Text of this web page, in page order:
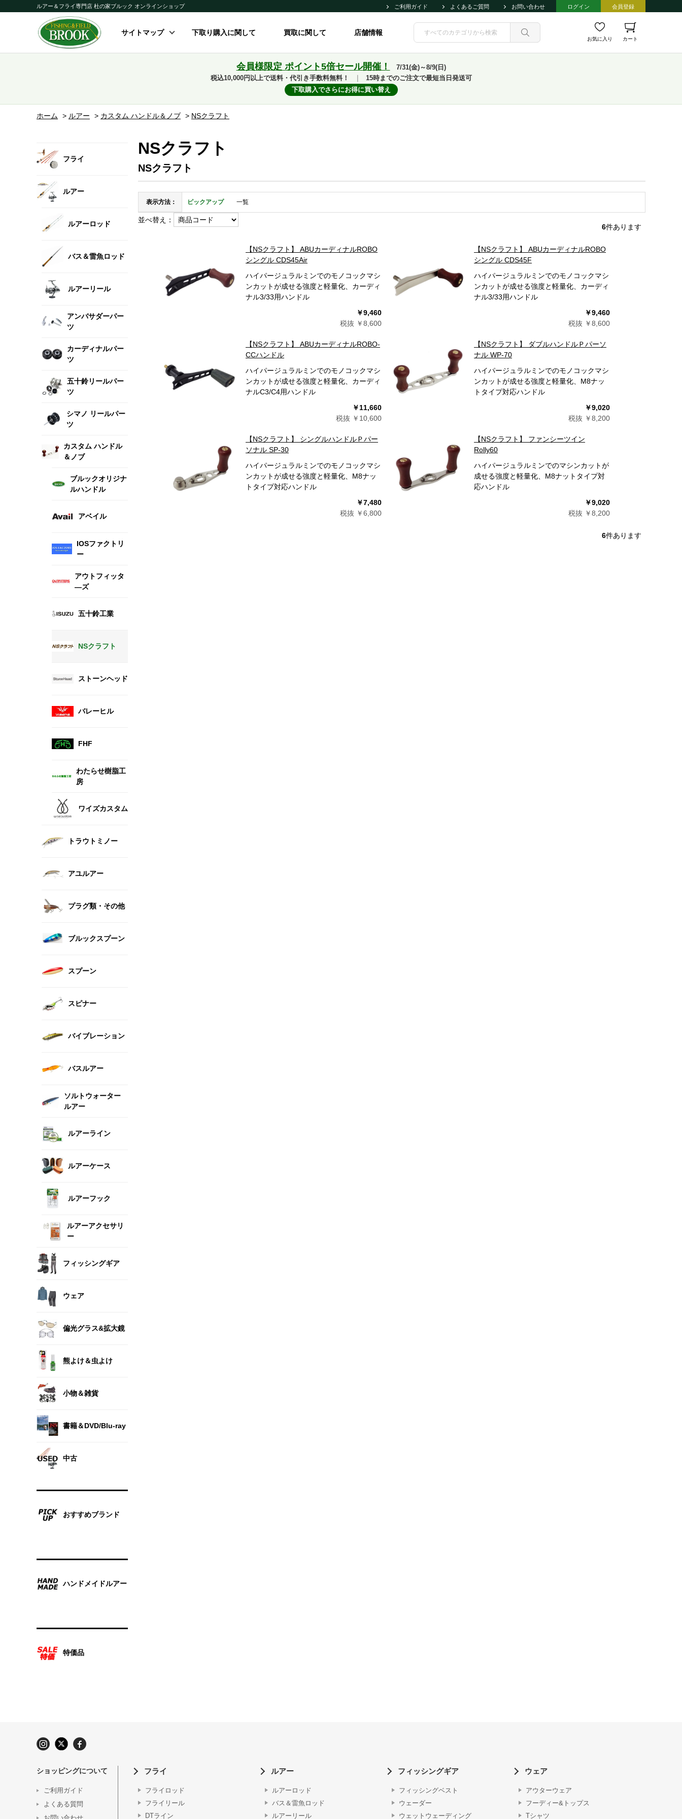
ルアー＆フライ専門店 杜の家ブルック オンラインショップ ご利用ガイド よくあるご質問 お問い合わせ ログイン 会員登録
サイトマップ 下取り購入に関して 買取に関して 店舗情報
お気に入り カート
会員様限定 ポイント5倍セール開催！
7/31(金)～8/9(日)
税込10,000円以上で送料・代引き手数料無料！
15時までのご注文で最短当日発送可
下取購入でさらにお得に買い替え
ホーム > ルアー > カスタム ハンドル＆ノブ > NSクラフト
フライ
ルアー
ルアーロッド
バス＆雷魚ロッド
ルアーリール
アンバサダーパー
ツ
カーディナルパー
ツ
五十鈴リールパー
ツ
シマノ リールパー
ツ
カスタム ハンドル
＆ノブ
ブルックオリジナ
ルハンドル
アベイル
IOSファクトリ
ー
アウトフィッタ
―ズ
五十鈴工業
NSクラフト
ストーンヘッド
バレーヒル
FHF
わたらせ樹脂工
房
ワイズカスタム
トラウトミノー
アユルアー
プラグ類・その他
ブルックスプーン
スプーン
スピナー
バイブレーション
バスルアー
ソルトウォーター
ルアー
ルアーライン
ルアーケース
ルアーフック
ルアーアクセサリ
ー
フィッシングギア
ウェア
偏光グラス&拡大鏡
熊よけ＆虫よけ
小物＆雑貨
書籍＆DVD/Blu-ray
中古
おすすめブランド
ハンドメイドルアー
特価品
NSクラフト
NSクラフト
表示方法： ピックアップ 一覧
並べ替え：
6件あります
【NSクラフト】 ABUカーディナルROBO
シングル CDS45Air
ハイパージュラルミンでのモノコックマシ
ンカットが成せる強度と軽量化、カーディ
ナル3/33用ハンドル
￥9,460
税抜 ￥8,600
【NSクラフト】 ABUカーディナルROBO
シングル CDS45F
ハイパージュラルミンでのモノコックマシ
ンカットが成せる強度と軽量化、カーディ
ナル3/33用ハンドル
￥9,460
税抜 ￥8,600
【NSクラフト】 ABUカーディナルROBO-
CCハンドル
ハイパージュラルミンでのモノコックマシ
ンカットが成せる強度と軽量化、カーディ
ナルC3/C4用ハンドル
￥11,660
税抜 ￥10,600
【NSクラフト】 ダブルハンドルＰパーソ
ナル WP-70
ハイパージュラルミンでのモノコックマシ
ンカットが成せる強度と軽量化、M8ナッ
トタイプ対応ハンドル
￥9,020
税抜 ￥8,200
【NSクラフト】 シングルハンドルＰパー
ソナル SP-30
ハイパージュラルミンでのモノコックマシ
ンカットが成せる強度と軽量化、M8ナッ
トタイプ対応ハンドル
￥7,480
税抜 ￥6,800
【NSクラフト】 ファンシーツイン
Rolly60
ハイパージュラルミンでのマシンカットが
成せる強度と軽量化、M8ナットタイプ対
応ハンドル
￥9,020
税抜 ￥8,200
6件あります
ショッピングについて
ご利用ガイド
よくある質問
フライ
フライロッド
フライリール
DTライン
ルアー
ルアーロッド
バス＆雷魚ロッド
ルアーリール
フィッシングギア
フィッシングベスト
ウェーダー
ウェットウェーディング
ウェア
アウターウェア
フーディー&トップス
Tシャツ